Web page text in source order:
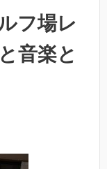
フ場レ
音楽と